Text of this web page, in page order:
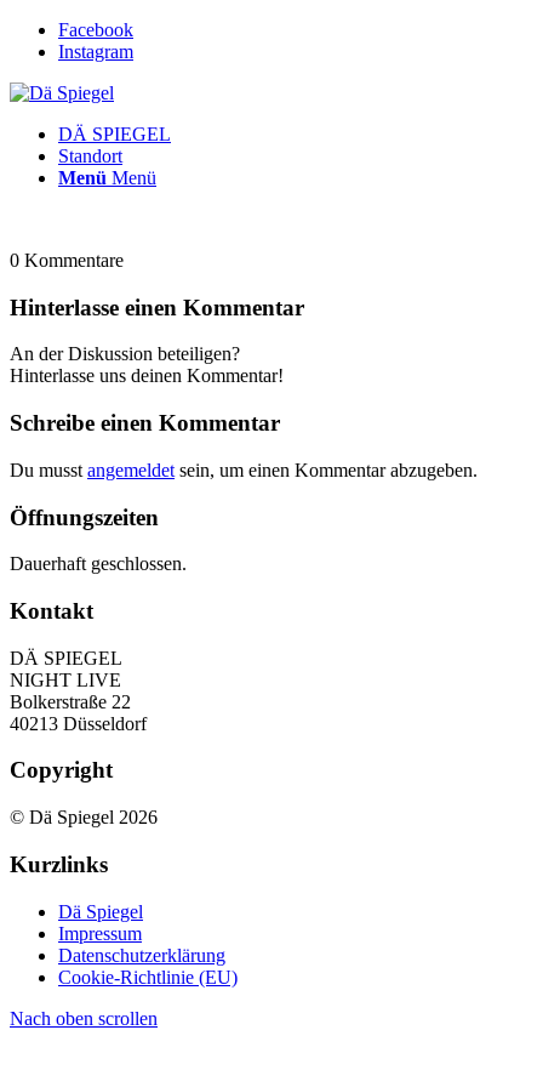
Facebook
Instagram
DÄ SPIEGEL
Standort
Menü Menü
0 Kommentare
Hinterlasse einen Kommentar
An der Diskussion beteiligen?
Hinterlasse uns deinen Kommentar!
Schreibe einen Kommentar
Du musst angemeldet sein, um einen Kommentar abzugeben.
Öffnungszeiten
Dauerhaft geschlossen.
Kontakt
DÄ SPIEGEL
NIGHT LIVE
Bolkerstraße 22
40213 Düsseldorf
Copyright
© Dä Spiegel 2026
Kurzlinks
Dä Spiegel
Impressum
Datenschutzerklärung
Cookie-Richtlinie (EU)
Nach oben scrollen